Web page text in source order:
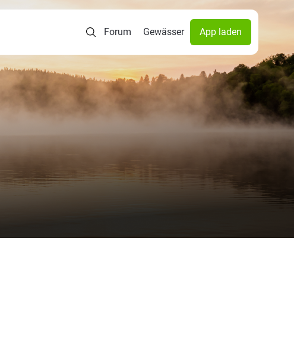
Forum Gewässer App laden